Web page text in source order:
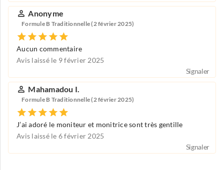
Anonyme
Formule B Traditionnelle (2 février 2025)
Aucun commentaire
Avis laissé le 9 février 2025
Signaler
Mahamadou I.
Formule B Traditionnelle (2 février 2025)
J’ai adoré le moniteur et monitrice sont très gentille
Avis laissé le 6 février 2025
Signaler